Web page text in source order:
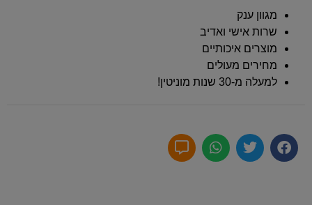
מגוון ענק
שרות אישי ואדיב
מוצרים איכותיים
מחירים מעולים
למעלה מ-30 שנות מוניטין!